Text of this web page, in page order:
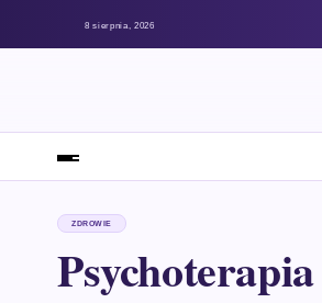
8 sierpnia, 2026
ZDROWIE